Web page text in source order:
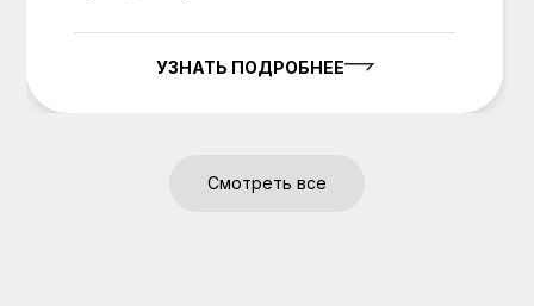
УЗНАТЬ ПОДРОБНЕЕ
Смотреть все